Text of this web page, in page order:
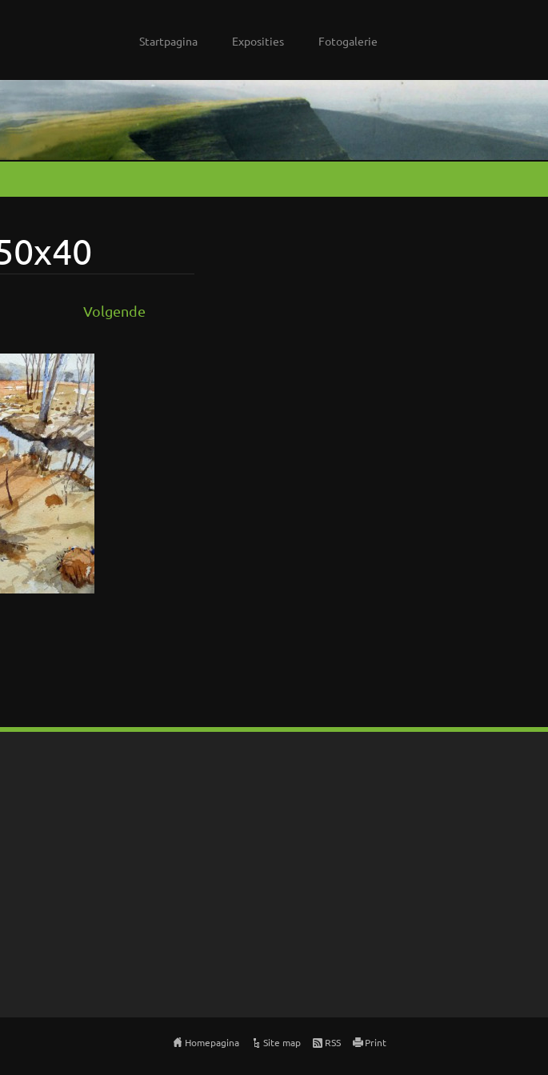
Startpagina Exposities Fotogalerie
Volgende
Homepagina Site map RSS Print